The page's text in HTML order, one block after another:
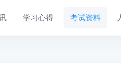
学习心得 考试资料